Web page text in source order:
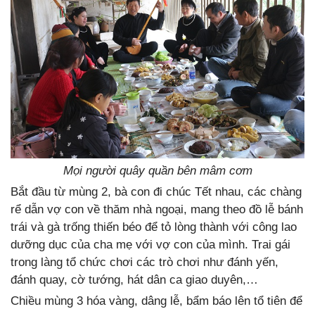
Mọi người quây quần bên mâm cơm
Bắt đầu từ mùng 2, bà con đi chúc Tết nhau, các chàng
rể dẫn vợ con về thăm nhà ngoại, mang theo đồ lễ bánh
trái và gà trống thiến béo để tỏ lòng thành với công lao
dưỡng dục của cha mẹ với vợ con của mình. Trai gái
trong làng tổ chức chơi các trò chơi như đánh yến,
đánh quay, cờ tướng, hát dân ca giao duyên,…
Chiều mùng 3 hóa vàng, dâng lễ, bẩm báo lên tổ tiên để